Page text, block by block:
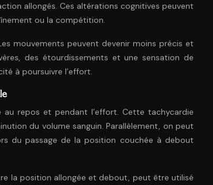
allongés. Ces altérations cognitives peuvent
ou la compétition.
mouvements peuvent devenir moins précis et
des étourdissements et une sensation de
à poursuivre l’effort.
repos et pendant l’effort. Cette tachycardie
du volume sanguin. Parallèlement, on peut
du passage de la position couchée à debout
la position allongée et debout, peut être utilisé